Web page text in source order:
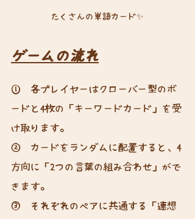
たくさんの単語カード✨
ゲームの流れ
①　各プレイヤーはクローバー型のボ
ードと4枚の「キーワードカード」を受
け取ります。
②　カードをランダムに配置すると、4
方向に「2つの言葉の組み合わせ」がで
きます。
③　それぞれのペアに共通する「連想